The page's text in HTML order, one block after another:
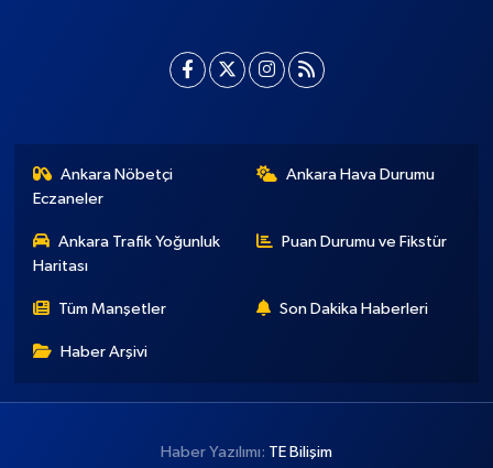
Ankara Nöbetçi
Eczaneler
Ankara Hava Durumu
Ankara Trafik Yoğunluk
Haritası
Puan Durumu ve Fikstür
Tüm Manşetler Son Dakika Haberleri
Haber Arşivi
Haber Yazılımı: TE Bilişim